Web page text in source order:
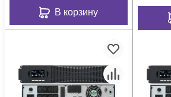
В корзину
кВт
090-